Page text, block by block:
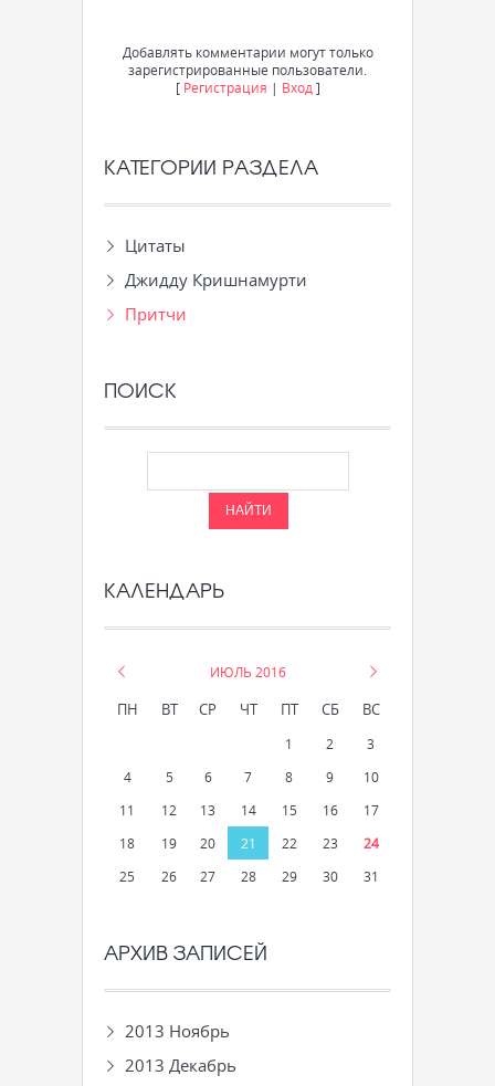
Добавлять комментарии могут только
зарегистрированные пользователи.
[ Регистрация | Вход ]
КАТЕГОРИИ РАЗДЕЛА
Цитаты
Джидду Кришнамурти
Притчи
ПОИСК
КАЛЕНДАРЬ
ИЮЛЬ 2016
ПН ВТ СР ЧТ ПТ СБ ВС
1 2
3
4
5 6 7 8 9
10
11
12 13 14 15 16
17
18
19 20 21 22 23
24
25
26 27 28 29 30 31
АРХИВ ЗАПИСЕЙ
2013 Ноябрь
2013 Декабрь